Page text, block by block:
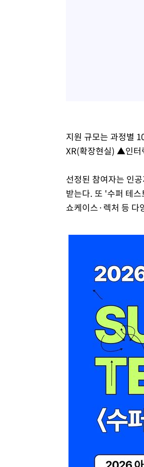
지원 규모는 과정별
XR(확장현실) ▲인터
선정된 참여자는 인
받는다. 또 '수퍼 테
쇼케이스·렉처 등 다